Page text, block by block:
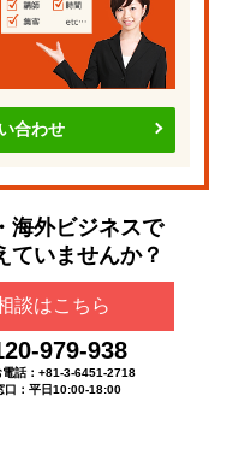
合わせ
海外ビジネスで
ていませんか？
談はこちら
979-938
電話：+81-3-6451-2718
口：平日10:00-18:00